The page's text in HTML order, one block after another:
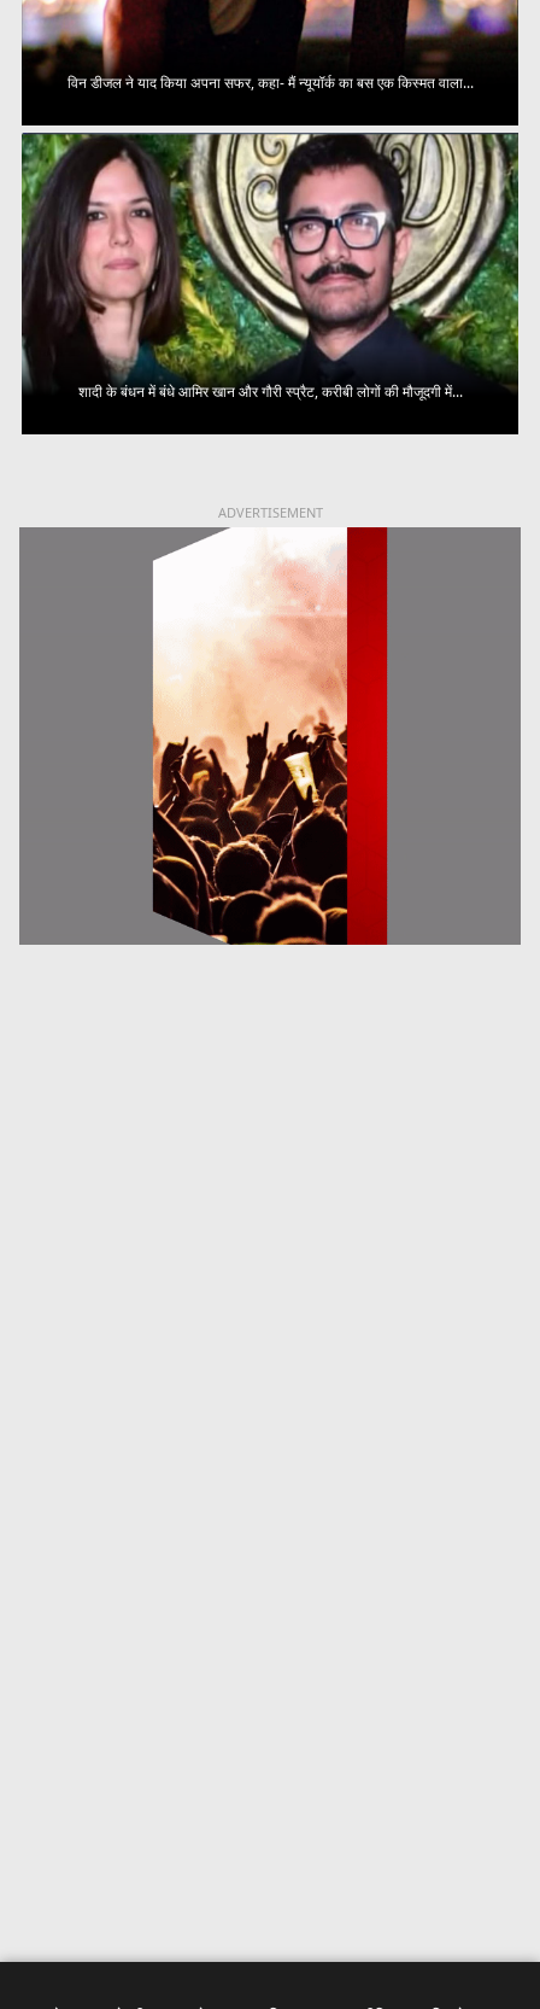
विन डीजल ने याद किया अपना सफर, कहा- मैं न्यूयॉर्क का बस एक किस्मत वाला...
शादी के बंधन में बंधे आमिर खान और गौरी स्प्रैट, करीबी लोगों की मौजूदगी में...
ADVERTISEMENT